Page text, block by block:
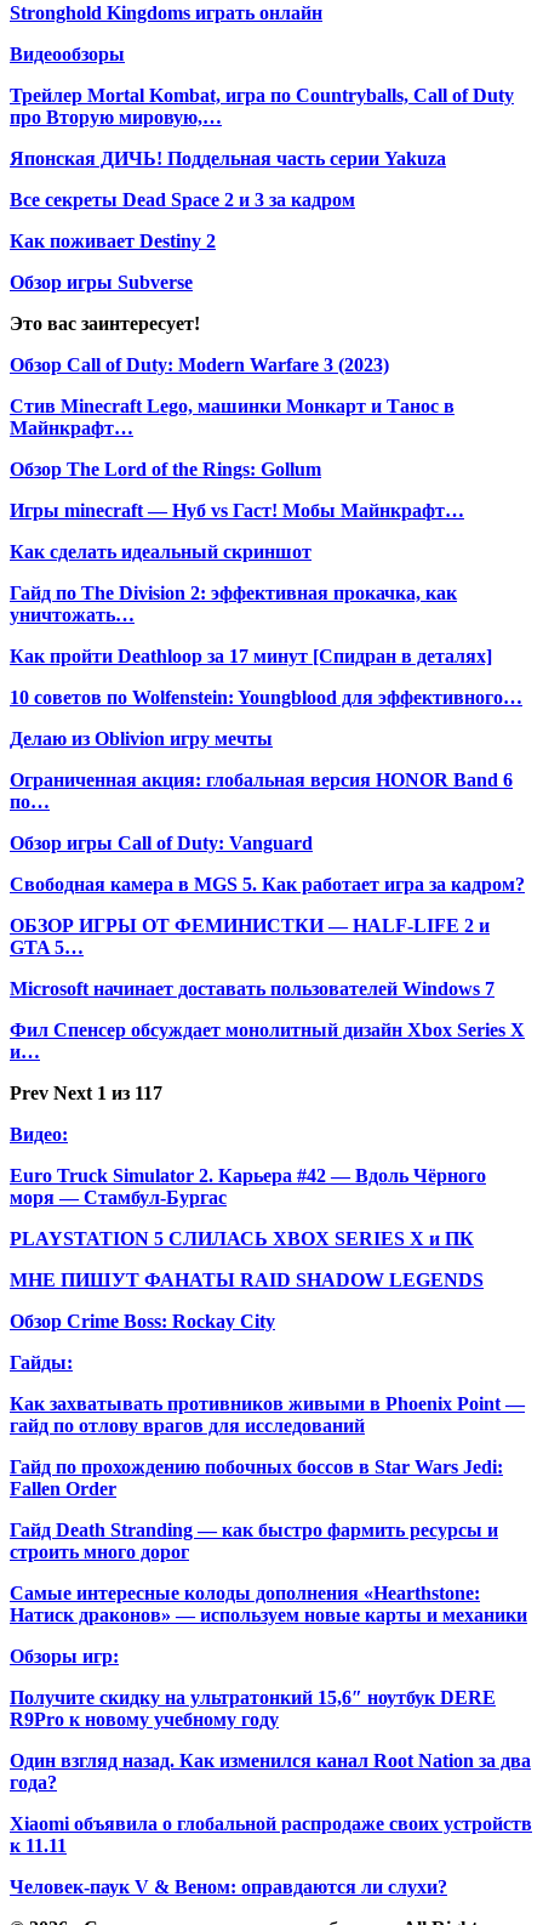
Stronghold Kingdoms играть онлайн
Видеообзоры
Трейлер Mortal Kombat, игра по Countryballs, Call of Duty
про Вторую мировую,…
Японская ДИЧЬ! Поддельная часть серии Yakuza
Все секреты Dead Space 2 и 3 за кадром
Как поживает Destiny 2
Обзор игры Subverse
Это вас заинтересует!
Обзор Call of Duty: Modern Warfare 3 (2023)
Стив Minecraft Lego, машинки Монкарт и Танос в
Майнкрафт…
Обзор The Lord of the Rings: Gollum
Игры minecraft — Нуб vs Гаст! Мобы Майнкрафт…
Как сделать идеальный скриншот
Гайд по The Division 2: эффективная прокачка, как
уничтожать…
Как пройти Deathloop за 17 минут [Спидран в деталях]
10 советов по Wolfenstein: Youngblood для эффективного…
Делаю из Oblivion игру мечты
Ограниченная акция: глобальная версия HONOR Band 6
по…
Обзор игры Call of Duty: Vanguard
Свободная камера в MGS 5. Как работает игра за кадром?
ОБЗОР ИГРЫ ОТ ФЕМИНИСТКИ — HALF-LIFE 2 и
GTA 5…
Microsoft начинает доставать пользователей Windows 7
Фил Спенсер обсуждает монолитный дизайн Xbox Series X
и…
Prev Next 1 из 117
Видео:
Euro Truck Simulator 2. Карьера #42 — Вдоль Чёрного
моря — Стамбул-Бургас
PLAYSTATION 5 СЛИЛАСЬ XBOX SERIES X и ПК
МНЕ ПИШУТ ФАНАТЫ RAID SHADOW LEGENDS
Обзор Crime Boss: Rockay City
Гайды:
Как захватывать противников живыми в Phoenix Point —
гайд по отлову врагов для исследований
Гайд по прохождению побочных боссов в Star Wars Jedi:
Fallen Order
Гайд Death Stranding — как быстро фармить ресурсы и
строить много дорог
Самые интересные колоды дополнения «Hearthstone:
Натиск драконов» — используем новые карты и механики
Обзоры игр:
Получите скидку на ультратонкий 15,6″ ноутбук DERE
R9Pro к новому учебному году
Один взгляд назад. Как изменился канал Root Nation за два
года?
Xiaomi объявила о глобальной распродаже своих устройств
к 11.11
Человек-паук V & Веном: оправдаются ли слухи?